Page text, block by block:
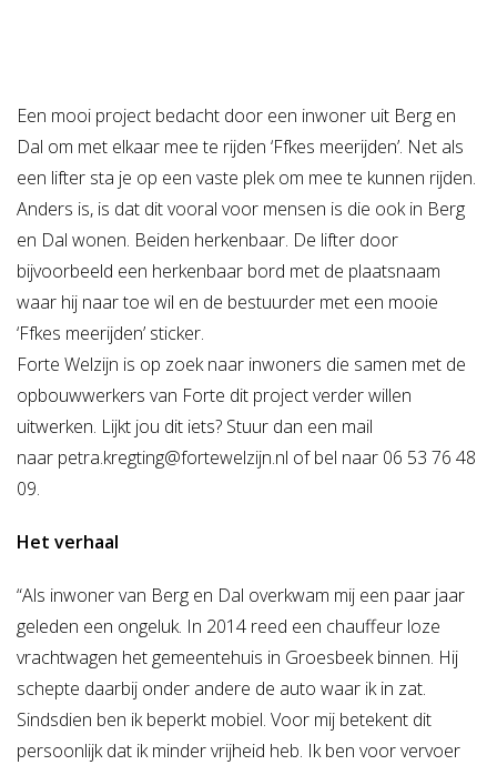
Een mooi project bedacht door een inwoner uit Berg en
Dal om met elkaar mee te rijden ‘Ffkes meerijden’. Net als
een lifter sta je op een vaste plek om mee te kunnen rijden.
Anders is, is dat dit vooral voor mensen is die ook in Berg
en Dal wonen. Beiden herkenbaar. De lifter door
bijvoorbeeld een herkenbaar bord met de plaatsnaam
waar hij naar toe wil en de bestuurder met een mooie
‘Ffkes meerijden’ sticker.
Forte Welzijn is op zoek naar inwoners die samen met de
opbouwwerkers van Forte dit project verder willen
uitwerken. Lijkt jou dit iets? Stuur dan een mail
naar petra.kregting@fortewelzijn.nl of bel naar 06 53 76 48
09.
Het verhaal
“Als inwoner van Berg en Dal overkwam mij een paar jaar
geleden een ongeluk. In 2014 reed een chauffeur loze
vrachtwagen het gemeentehuis in Groesbeek binnen. Hij
schepte daarbij onder andere de auto waar ik in zat.
Sindsdien ben ik beperkt mobiel. Voor mij betekent dit
persoonlijk dat ik minder vrijheid heb. Ik ben voor vervoer